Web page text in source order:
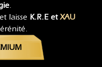
.
laisse K.R.E etXAU